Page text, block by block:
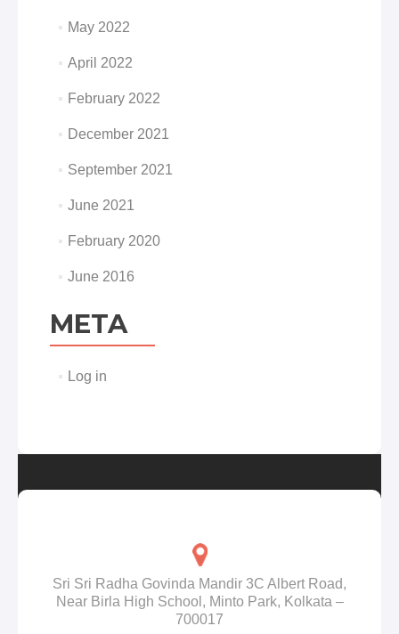
May 2022
April 2022
February 2022
December 2021
September 2021
June 2021
February 2020
June 2016
META
Log in
Sri Sri Radha Govinda Mandir 3C Albert Road,
Near Birla High School, Minto Park, Kolkata –
700017